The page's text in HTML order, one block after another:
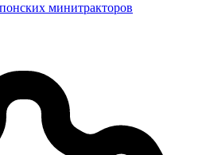
минитракторов